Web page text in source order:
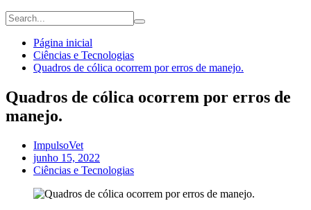
Página inicial
Ciências e Tecnologias
Quadros de cólica ocorrem por erros de manejo.
Quadros de cólica ocorrem por erros de
manejo.
ImpulsoVet
junho 15, 2022
Ciências e Tecnologias